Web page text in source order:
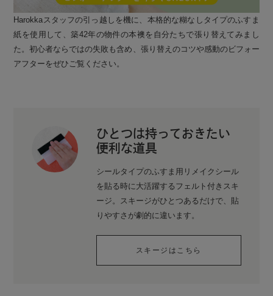
Harokkaスタッフの引っ越しを機に、本格的な糊なしタイプのふすま
紙を使用して、築42年の物件の本襖を自分たちで張り替えてみまし
た。初心者ならではの失敗も含め、張り替えのコツや感動のビフォー
アフターをぜひご覧ください。
ひとつは持っておきたい
便利な道具
シールタイプのふすま用リメイクシール
を貼る時に大活躍するフェルト付きスキ
ージ。スキージがひとつあるだけで、貼
りやすさが劇的に違います。
スキージはこちら